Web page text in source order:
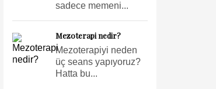
sadece memeni...
Mezoterapi nedir?
Mezoterapiyi neden
üç seans yapıyoruz?
Hatta bu...